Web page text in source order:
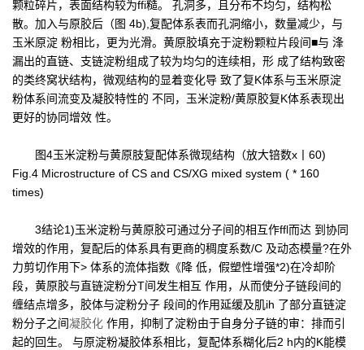
颗粒碎片，表面结构较为ffi糙。 孔洞多，且分布不均匀，结构松
散。加入与原胶后（图 4b),复配体系表而孔洞缩小，数量减少，与
玉米原淀 粉相比，更为光滑。黄原胶填充于淀粉颗粒片段间■与 浲
漏出的直链、支链淀粉组成了较为均匀的连续相，形 成了结构致密
的类终窝状结构，微观结构的显着变化导 致了复K体系与玉米原淀
粉体系间流变及凝胶特性的 不同，玉米淀粉/黄原胶复K体系表现出
更好的协同增效 性。
图4玉米淀粉与黄原肢复配体系微现结构（放大锫数x丨60)
Fig.4 Microstructure of CS and CS/XG mixed system ( * 160
times)
3结论1)玉米淀粉与黄原胶可通过分子间的相互作ffl而达 到协同
增效的作用，复配后的体系具有更商的稠度系数/C 及动态模量?在外
力剪切作用下> 体系的流体指数《降 低，假塑性增强*2)在冷却阶
段，黄原胶与直链淀粉分T间发生相互 作用，从而使分子链段间的
缠结点增多，胶体与淀粉分子 段间的作用延缓及肌ih 了部分直链淀
粉分子之间凝胶化 作用，抑制了淀粉由于自身分子链的审：排而引
起的回生。 与原淀粉凝胶体系相比，复配体系糊化后2 h内的K能模